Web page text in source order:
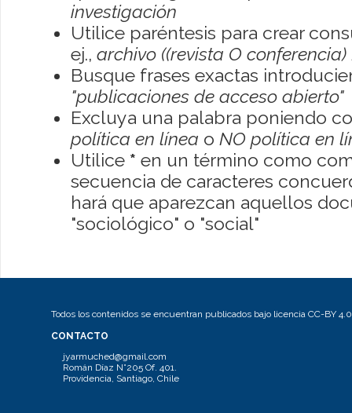
investigación
Utilice paréntesis para crear
ej., archivo ((revista O conferencia)
Busque frases exactas
"publicaciones de acceso abierto"
Excluya una palabra poniendo
política en línea o NO política en
Utilice * en un término como
secuencia de caracteres
hará que aparezcan aquellos
"sociológico" o "social"
Todos los contenidos se encuentran publicados bajo licencia CC-BY 4.0
CONTACTO
jyarmuched@gmail.com
Román Díaz N°205 Of. 401.
Providencia, Santiago, Chile